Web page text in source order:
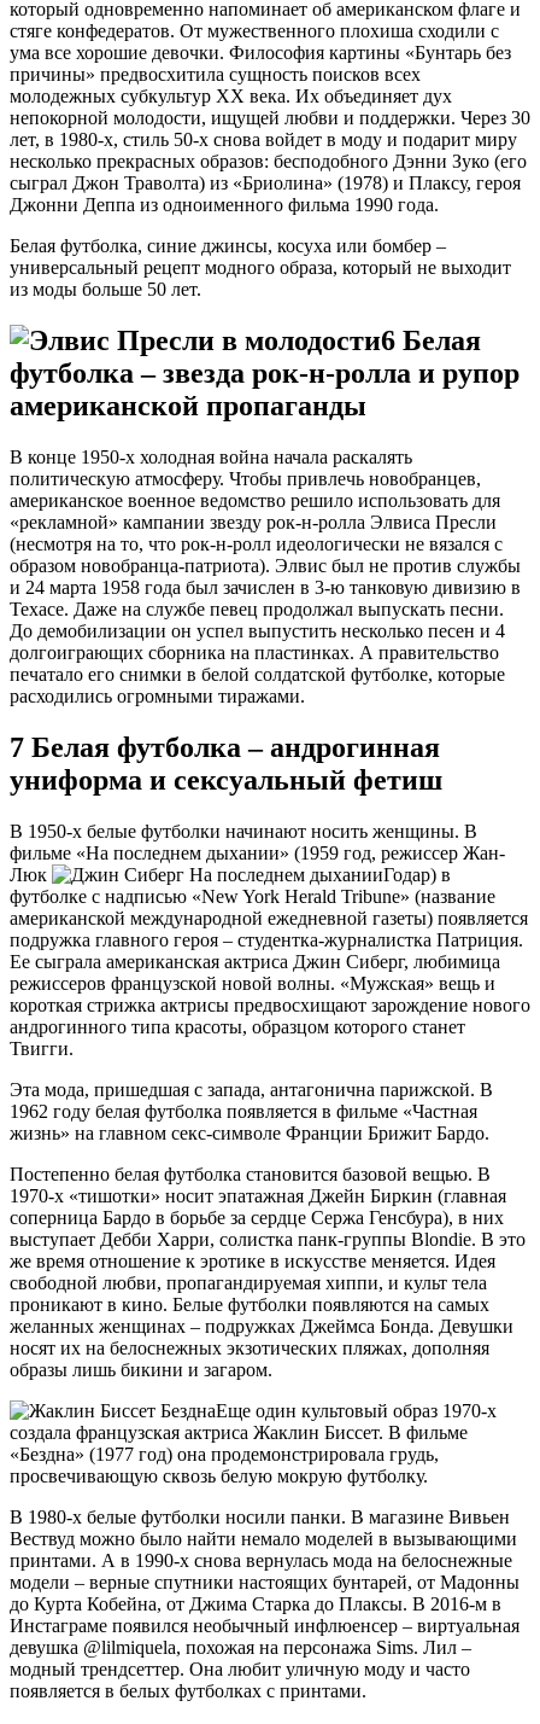
который одновременно напоминает об американском флаге и
стяге конфедератов. От мужественного плохиша сходили с
ума все хорошие девочки. Философия картины «Бунтарь без
причины» предвосхитила сущность поисков всех
молодежных субкультур XX века. Их объединяет дух
непокорной молодости, ищущей любви и поддержки. Через 30
лет, в 1980-х, стиль 50-х снова войдет в моду и подарит миру
несколько прекрасных образов: бесподобного Дэнни Зуко (его
сыграл Джон Траволта) из «Бриолина» (1978) и Плаксу, героя
Джонни Деппа из одноименного фильма 1990 года.
Белая футболка, синие джинсы, косуха или бомбер –
универсальный рецепт модного образа, который не выходит
из моды больше 50 лет.
6 Белая
футболка – звезда рок-н-ролла и рупор
американской пропаганды
В конце 1950-х холодная война начала раскалять
политическую атмосферу. Чтобы привлечь новобранцев,
американское военное ведомство решило использовать для
«рекламной» кампании звезду рок-н-ролла Элвиса Пресли
(несмотря на то, что рок-н-ролл идеологически не вязался с
образом новобранца-патриота). Элвис был не против службы
и 24 марта 1958 года был зачислен в 3-ю танковую дивизию в
Техасе. Даже на службе певец продолжал выпускать песни.
До демобилизации он успел выпустить несколько песен и 4
долгоиграющих сборника на пластинках. А правительство
печатало его снимки в белой солдатской футболке, которые
расходились огромными тиражами.
7 Белая футболка – андрогинная
униформа и сексуальный фетиш
В 1950-х белые футболки начинают носить женщины. В
фильме «На последнем дыхании» (1959 год, режиссер Жан-
Люк
Годар) в
футболке с надписью «New York Herald Tribune» (название
американской международной ежедневной газеты) появляется
подружка главного героя – студентка-журналистка Патриция.
Ее сыграла американская актриса Джин Сиберг, любимица
режиссеров французской новой волны. «Мужская» вещь и
короткая стрижка актрисы предвосхищают зарождение нового
андрогинного типа красоты, образцом которого станет
Твигги.
Эта мода, пришедшая с запада, антагонична парижской. В
1962 году белая футболка появляется в фильме «Частная
жизнь» на главном секс-символе Франции Брижит Бардо.
Постепенно белая футболка становится базовой вещью. В
1970-х «тишотки» носит эпатажная Джейн Биркин (главная
соперница Бардо в борьбе за сердце Сержа Генсбура), в них
выступает Дебби Харри, солистка панк-группы Blondie. В это
же время отношение к эротике в искусстве меняется. Идея
свободной любви, пропагандируемая хиппи, и культ тела
проникают в кино. Белые футболки появляются на самых
желанных женщинах – подружках Джеймса Бонда. Девушки
носят их на белоснежных экзотических пляжах, дополняя
образы лишь бикини и загаром.
Еще один культовый образ 1970-х
создала французская актриса Жаклин Биссет. В фильме
«Бездна» (1977 год) она продемонстрировала грудь,
просвечивающую сквозь белую мокрую футболку.
В 1980-х белые футболки носили панки. В магазине Вивьен
Вествуд можно было найти немало моделей в вызывающими
принтами. А в 1990-х снова вернулась мода на белоснежные
модели – верные спутники настоящих бунтарей, от Мадонны
до Курта Кобейна, от Джима Старка до Плаксы. В 2016-м в
Инстаграме появился необычный инфлюенсер – виртуальная
девушка @lilmiquela, похожая на персонажа Sims. Лил –
модный трендсеттер. Она любит уличную моду и часто
появляется в белых футболках с принтами.